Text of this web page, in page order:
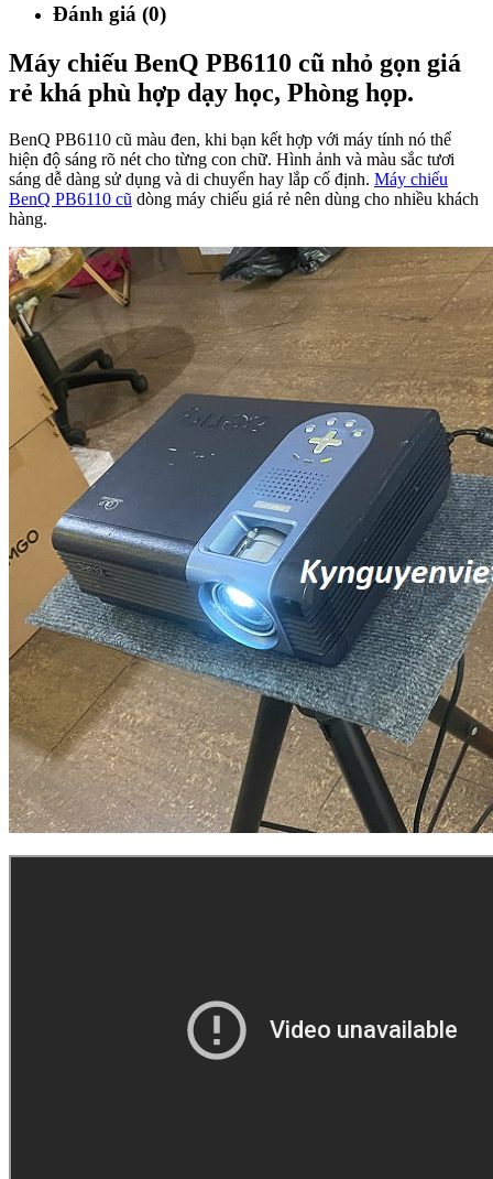
Đánh giá (0)
Máy chiếu BenQ PB6110 cũ nhỏ gọn giá
rẻ khá phù hợp dạy học, Phòng họp.
BenQ PB6110 cũ màu đen, khi bạn kết hợp với máy tính nó thể
hiện độ sáng rõ nét cho từng con chữ. Hình ảnh và màu sắc tươi
sáng dễ dàng sử dụng và di chuyển hay lắp cố định. Máy chiếu
BenQ PB6110 cũ dòng máy chiếu giá rẻ nên dùng cho nhiều khách
hàng.